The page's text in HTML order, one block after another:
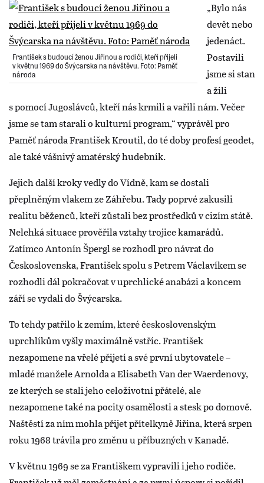
František s budoucí ženou Jiřinou a rodiči, kteří přijeli
v květnu 1969 do Švýcarska na návštěvu. Foto: Paměť
národa
„Bylo nás
devět nebo
jedenáct.
Postavili
jsme si stan
a žili
s pomocí Jugoslávců, kteří nás krmili a vařili nám. Večer
jsme se tam starali o kulturní program,“ vyprávěl pro
Paměť národa František Kroutil, do té doby profesí geodet,
ale také vášnivý amatérský hudebník.
Jejich další kroky vedly do Vídně, kam se dostali
přeplněným vlakem ze Záhřebu. Tady poprvé zakusili
realitu běženců, kteří zůstali bez prostředků v cizím státě.
Nelehká situace prověřila vztahy trojice kamarádů.
Zatímco Antonín Špergl se rozhodl pro návrat do
Československa, František spolu s Petrem Václavíkem se
rozhodli dál pokračovat v uprchlické anabázi a koncem
září se vydali do Švýcarska.
To tehdy patřilo k zemím, které československým
uprchlíkům vyšly maximálně vstříc. František
nezapomene na vřelé přijetí a své první ubytovatele –
mladé manžele Arnolda a Elisabeth Van der Waerdenovy,
ze kterých se stali jeho celoživotní přátelé, ale
nezapomene také na pocity osamělosti a stesk po domově.
Naštěstí za ním mohla přijet přítelkyně Jiřina, která srpen
roku 1968 trávila pro změnu u příbuzných v Kanadě.
V květnu 1969 se za Františkem vypravili i jeho rodiče.